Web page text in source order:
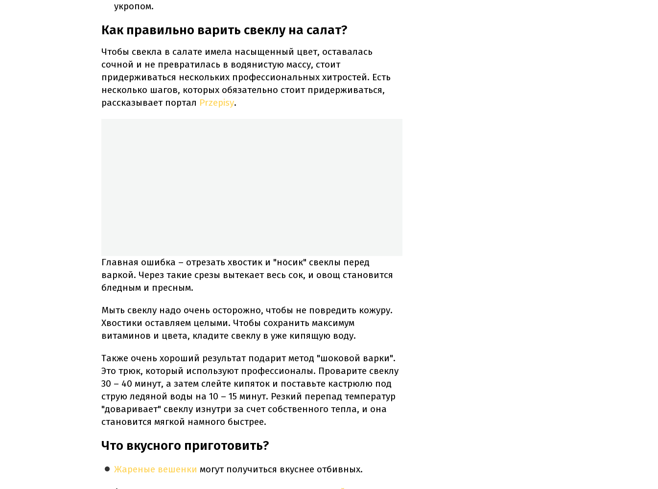
укропом.
Как правильно варить свеклу на салат?
Чтобы свекла в салате имела насыщенный цвет, оставалась
сочной и не превратилась в водянистую массу, стоит
придерживаться нескольких профессиональных хитростей. Есть
несколько шагов, которых обязательно стоит придерживаться,
рассказывает портал Przepisy.
Главная ошибка – отрезать хвостик и "носик" свеклы перед
варкой. Через такие срезы вытекает весь сок, и овощ становится
бледным и пресным.
Мыть свеклу надо очень осторожно, чтобы не повредить кожуру.
Хвостики оставляем целыми. Чтобы сохранить максимум
витаминов и цвета, кладите свеклу в уже кипящую воду.
Также очень хороший результат подарит метод "шоковой варки".
Это трюк, который используют профессионалы. Проварите свеклу
30 – 40 минут, а затем слейте кипяток и поставьте кастрюлю под
струю ледяной воды на 10 – 15 минут. Резкий перепад температур
"доваривает" свеклу изнутри за счет собственного тепла, и она
становится мягкой намного быстрее.
Что вкусного приготовить?
Жареные вешенки могут получиться вкуснее отбивных.